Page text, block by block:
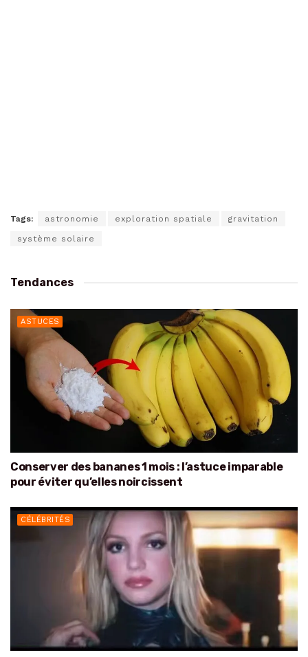
Tags: astronomie exploration spatiale gravitation
système solaire
Tendances
ASTUCES
Conserver des bananes 1 mois : l’astuce imparable
pour éviter qu’elles noircissent
CÉLÉBRITÉS